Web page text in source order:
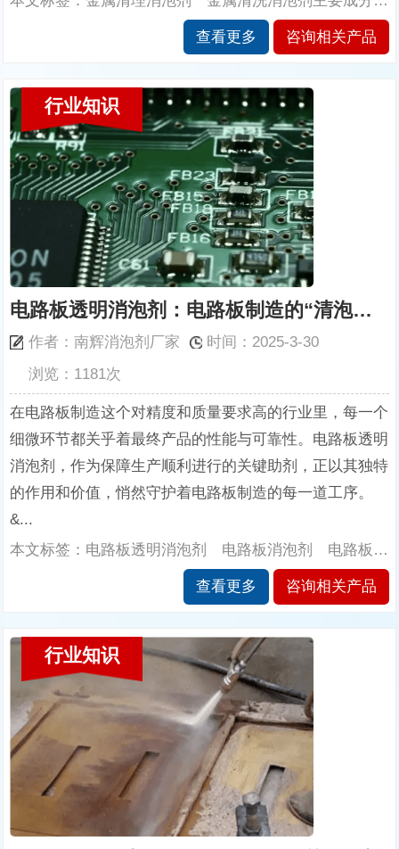
查看更多 咨询相关产品
行业知识
电路板透明消泡剂：电路板制造的“清泡卫士”
作者：南辉消泡剂厂家
时间：2025-3-30
浏览：1181次
在电路板制造这个对精度和质量要求高的行业里，每一个
细微环节都关乎着最终产品的性能与可靠性。电路板透明
消泡剂，作为保障生产顺利进行的关键助剂，正以其独特
的作用和价值，悄然守护着电路板制造的每一道工序。
&...
本文标签：电路板透明消泡剂 电路板消泡剂 电路板透明消泡剂的作用 南辉消泡剂厂家
查看更多 咨询相关产品
行业知识